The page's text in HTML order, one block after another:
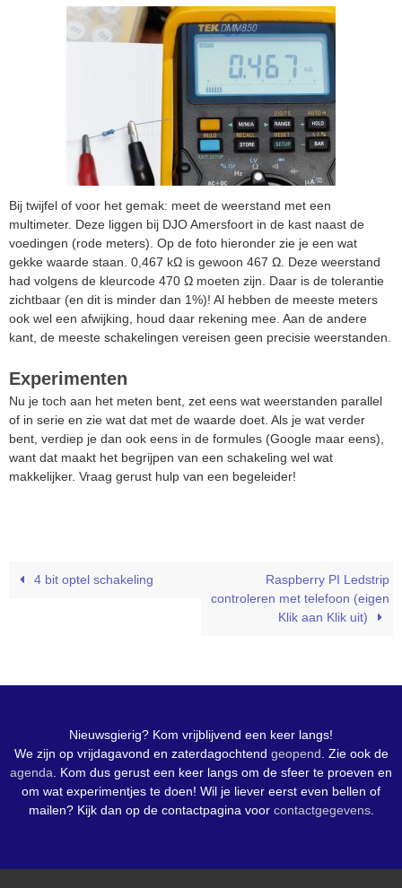
Bij twijfel of voor het gemak: meet de weerstand met een
multimeter. Deze liggen bij DJO Amersfoort in de kast naast de
voedingen (rode meters). Op de foto hieronder zie je een wat
gekke waarde staan. 0,467 kΩ is gewoon 467 Ω. Deze weerstand
had volgens de kleurcode 470 Ω moeten zijn. Daar is de tolerantie
zichtbaar (en dit is minder dan 1%)! Al hebben de meeste meters
ook wel een afwijking, houd daar rekening mee. Aan de andere
kant, de meeste schakelingen vereisen geen precisie weerstanden.
Experimenten
Nu je toch aan het meten bent, zet eens wat weerstanden parallel
of in serie en zie wat dat met de waarde doet. Als je wat verder
bent, verdiep je dan ook eens in de formules (Google maar eens),
want dat maakt het begrijpen van een schakeling wel wat
makkelijker. Vraag gerust hulp van een begeleider!
4 bit optel schakeling
Raspberry PI Ledstrip
controleren met telefoon (eigen
Klik aan Klik uit)
Nieuwsgierig? Kom vrijblijvend een keer langs!
We zijn op vrijdagavond en zaterdagochtend geopend. Zie ook de
agenda. Kom dus gerust een keer langs om de sfeer te proeven en
om wat experimentjes te doen! Wil je liever eerst even bellen of
mailen? Kijk dan op de contactpagina voor contactgegevens.